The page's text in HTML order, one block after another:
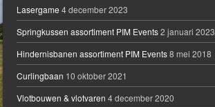
Lasergame 4 december 2023
Springkussen assortiment PIM Events 2 januari 2023
Hindernisbanen assortiment PIM Events 8 mei 2018
Curlingbaan 10 oktober 2021
Vlotbouwen & vlotvaren 4 december 2020